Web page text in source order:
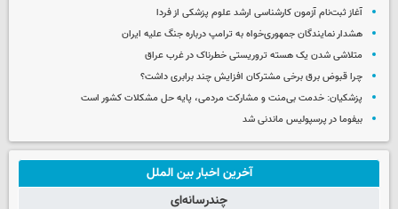
آغاز ثبت‌نام‌ آزمون کارشناسی ارشد علوم پزشکی از فردا
هشدار نمایندگان جمهوری‌خواه به ترامپ درباره جنگ علیه ایران
متلاشی شدن یک هسته تروریستی خطرناک در غرب عراق
چرا قبوض برق برخی مشترکان افزایش چند برابری داشت؟
پزشکیان: خدمت بی‌منت و مشارکت مردمی، پایه حل مشکلات کشور است
بیفوما در پرسپولیس ماندنی شد
آخرین اخبار بین الملل
چندرسانه‌ای